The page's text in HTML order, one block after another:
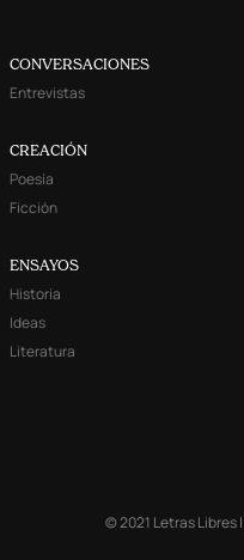
CONVERSACIONES
Entrevistas
CREACIÓN
Poesía
Ficción
ENSAYOS
Historia
Ideas
Literatura
© 2021 Letras Libres |